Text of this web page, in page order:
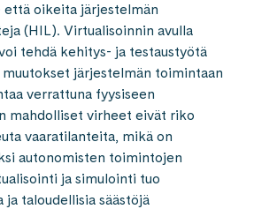
oikeita järjestelmän
(HIL). Virtualisoinnin avulla
tehdä kehitys- ja testaustyötä
muutokset järjestelmän toimintaan
verrattuna fyysiseen
mahdolliset virheet eivät riko
vaaratilanteita, mikä on
autonomisten toimintojen
ja simulointi tuo
taloudellisia säästöjä